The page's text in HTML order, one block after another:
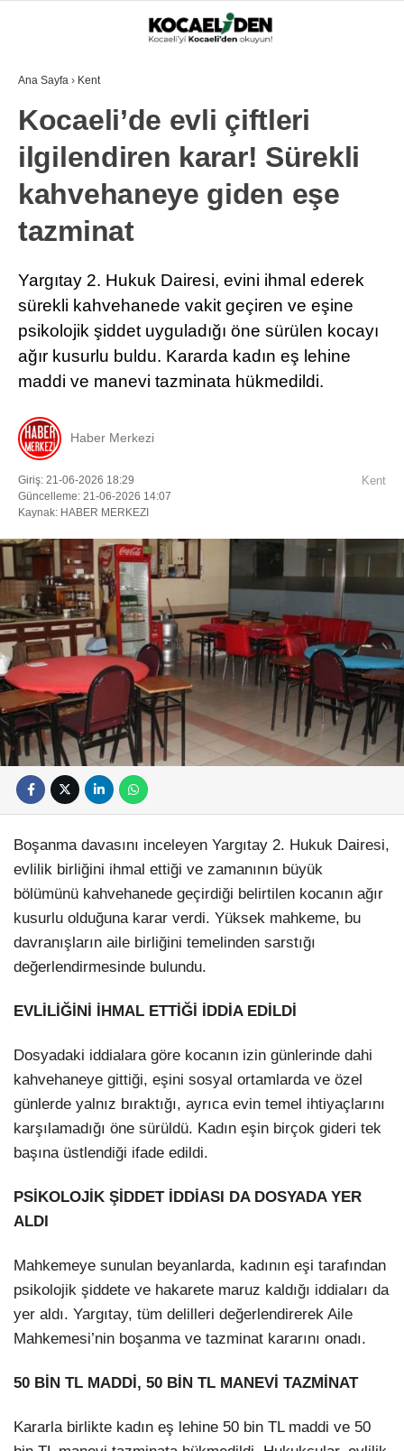
Ana Sayfa › Kent
Kocaeli’de evli çiftleri
ilgilendiren karar! Sürekli
kahvehaneye giden eşe
tazminat
Yargıtay 2. Hukuk Dairesi, evini ihmal ederek
sürekli kahvehanede vakit geçiren ve eşine
psikolojik şiddet uyguladığı öne sürülen kocayı
ağır kusurlu buldu. Kararda kadın eş lehine
maddi ve manevi tazminata hükmedildi.
Haber Merkezi
Giriş: 21-06-2026 18:29
Güncelleme: 21-06-2026 14:07
Kaynak: HABER MERKEZI
Kent
Boşanma davasını inceleyen Yargıtay 2. Hukuk Dairesi,
evlilik birliğini ihmal ettiği ve zamanının büyük
bölümünü kahvehanede geçirdiği belirtilen kocanın ağır
kusurlu olduğuna karar verdi. Yüksek mahkeme, bu
davranışların aile birliğini temelinden sarstığı
değerlendirmesinde bulundu.
EVLİLİĞİNİ İHMAL ETTİĞİ İDDİA EDİLDİ
Dosyadaki iddialara göre kocanın izin günlerinde dahi
kahvehaneye gittiği, eşini sosyal ortamlarda ve özel
günlerde yalnız bıraktığı, ayrıca evin temel ihtiyaçlarını
karşılamadığı öne sürüldü. Kadın eşin birçok gideri tek
başına üstlendiği ifade edildi.
PSİKOLOJİK ŞİDDET İDDİASI DA DOSYADA YER
ALDI
Mahkemeye sunulan beyanlarda, kadının eşi tarafından
psikolojik şiddete ve hakarete maruz kaldığı iddiaları da
yer aldı. Yargıtay, tüm delilleri değerlendirerek Aile
Mahkemesi’nin boşanma ve tazminat kararını onadı.
50 BİN TL MADDİ, 50 BİN TL MANEVİ TAZMİNAT
Kararla birlikte kadın eş lehine 50 bin TL maddi ve 50